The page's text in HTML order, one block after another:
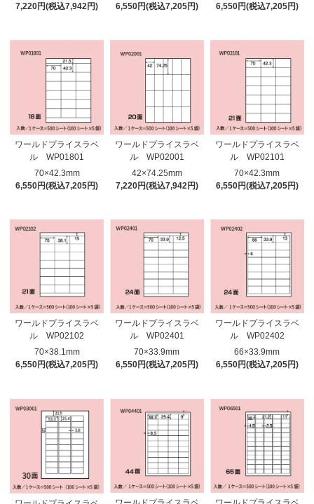
7,220円(税込7,942円)
6,550円(税込7,205円)
6,550円(税込7,205円)
ワールドプライスラベ
ル WP01801
70×42.3mm
6,550円(税込7,205円)
ワールドプライスラベ
ル WP02001
42×74.25mm
7,220円(税込7,942円)
ワールドプライスラベ
ル WP02101
70×42.3mm
6,550円(税込7,205円)
ワールドプライスラベ
ル WP02102
70×38.1mm
6,550円(税込7,205円)
ワールドプライスラベ
ル WP02401
70×33.9mm
6,550円(税込7,205円)
ワールドプライスラベ
ル WP02402
66×33.9mm
6,550円(税込7,205円)